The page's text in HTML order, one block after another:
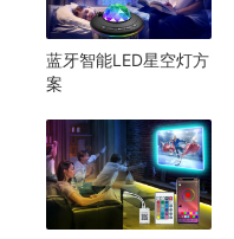
蓝牙智能LED星空灯方
案